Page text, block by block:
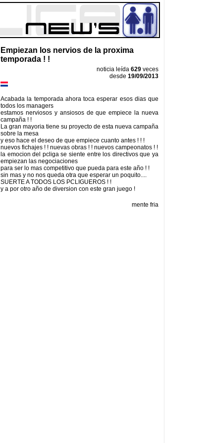
Empiezan los nervios de la proxima
temporada ! !
noticia leída 629 veces
desde 19/09/2013
Acabada la temporada ahora toca esperar esos dias que
todos los managers
estamos nerviosos y ansiosos de que empiece la nueva
campaña ! !
La gran mayoria tiene su proyecto de esta nueva campaña
sobre la mesa
y eso hace el deseo de que empiece cuanto antes ! ! !
nuevos fichajes ! ! nuevas obras ! ! nuevos campeonatos ! !
la emocion del pcliga se siente entre los directivos que ya
empiezan las negociaciones
para ser lo mas competitivo que pueda para este año ! !
sin mas y no nos queda otra que esperar un poquito....
SUERTE A TODOS LOS PCLIGUEROS ! !
y a por otro año de diversion con este gran juego !
mente fria